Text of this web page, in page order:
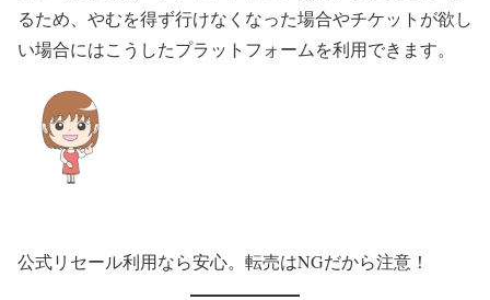
るため、やむを得ず行けなくなった場合やチケットが欲し
い場合にはこうしたプラットフォームを利用できます。
公式リセール利用なら安心。転売はNGだから注意！